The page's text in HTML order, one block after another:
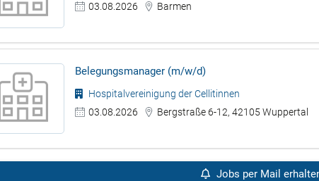
03.08.2026
Barmen
Belegungsmanager (m/w/d)
Hospitalvereinigung der Cellitinnen
03.08.2026
Bergstraße 6-12, 42105 Wuppertal
Jobs per Mail